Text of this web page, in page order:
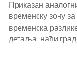
Приказан
временску зону
временска
детаља, наћи град